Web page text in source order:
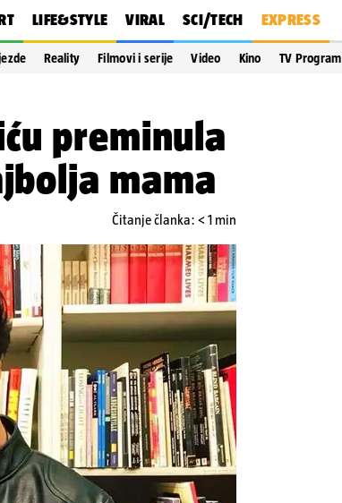
LIFE&STYLE VIRAL SCI/TECH EXPRESS
Reality Filmovi i serije Video Kino TV Program
preminula
mama
Čitanje članka: < 1 min